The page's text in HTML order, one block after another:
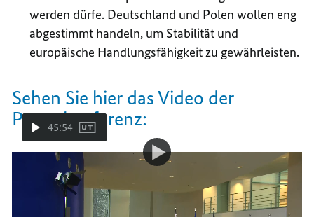
werden dürfe. Deutschland und Polen wollen eng
abgestimmt handeln, um Stabilität und
europäische Handlungsfähigkeit zu gewährleisten.
Sehen Sie hier das Video der
Pressekonferenz:
45:54
Pressekonferenz
Bundeskanzlers
Pressekonferenz des Bundeskanzlers und des
Ministerpräsidenten der Republik Polen, Donald Tusk